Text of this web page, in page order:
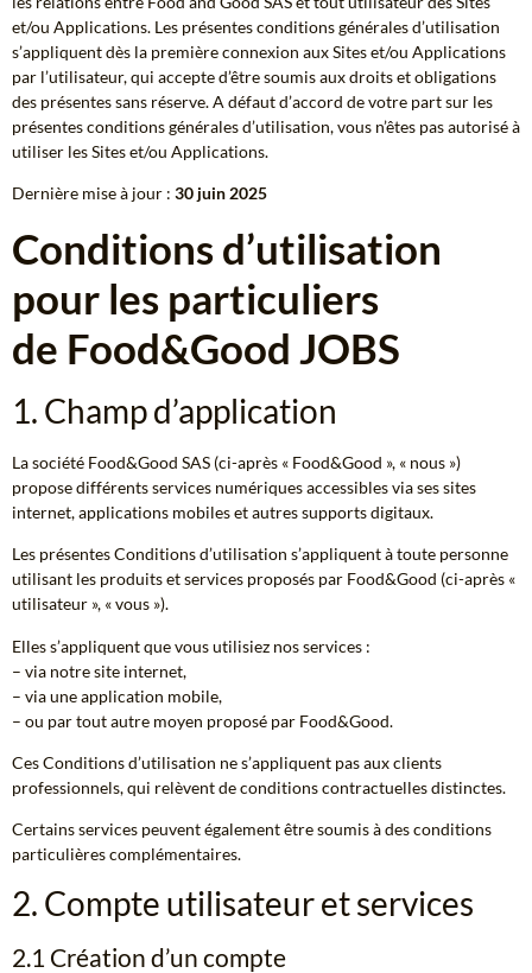
et/ou Applications. Les présentes conditions générales d’utilisation
s’appliquent dès la première connexion aux Sites et/ou Applications
par l’utilisateur, qui accepte d’être soumis aux droits et obligations
des présentes sans réserve. A défaut d’accord de votre part sur les
présentes conditions générales d’utilisation, vous n’êtes pas autorisé à
utiliser les Sites et/ou Applications.
Dernière mise à jour : 30 juin 2025
Conditions d’utilisation
pour les particuliers
de Food&Good JOBS
1. Champ d’application
La société Food&Good SAS (ci-après « Food&Good », « nous »)
propose différents services numériques accessibles via ses sites
internet, applications mobiles et autres supports digitaux.
Les présentes Conditions d’utilisation s’appliquent à toute personne
utilisant les produits et services proposés par Food&Good (ci-après «
utilisateur », « vous »).
Elles s’appliquent que vous utilisiez nos services :
– via notre site internet,
– via une application mobile,
– ou par tout autre moyen proposé par Food&Good.
Ces Conditions d’utilisation ne s’appliquent pas aux clients
professionnels, qui relèvent de conditions contractuelles distinctes.
Certains services peuvent également être soumis à des conditions
particulières complémentaires.
2. Compte utilisateur et services
2.1 Création d’un compte